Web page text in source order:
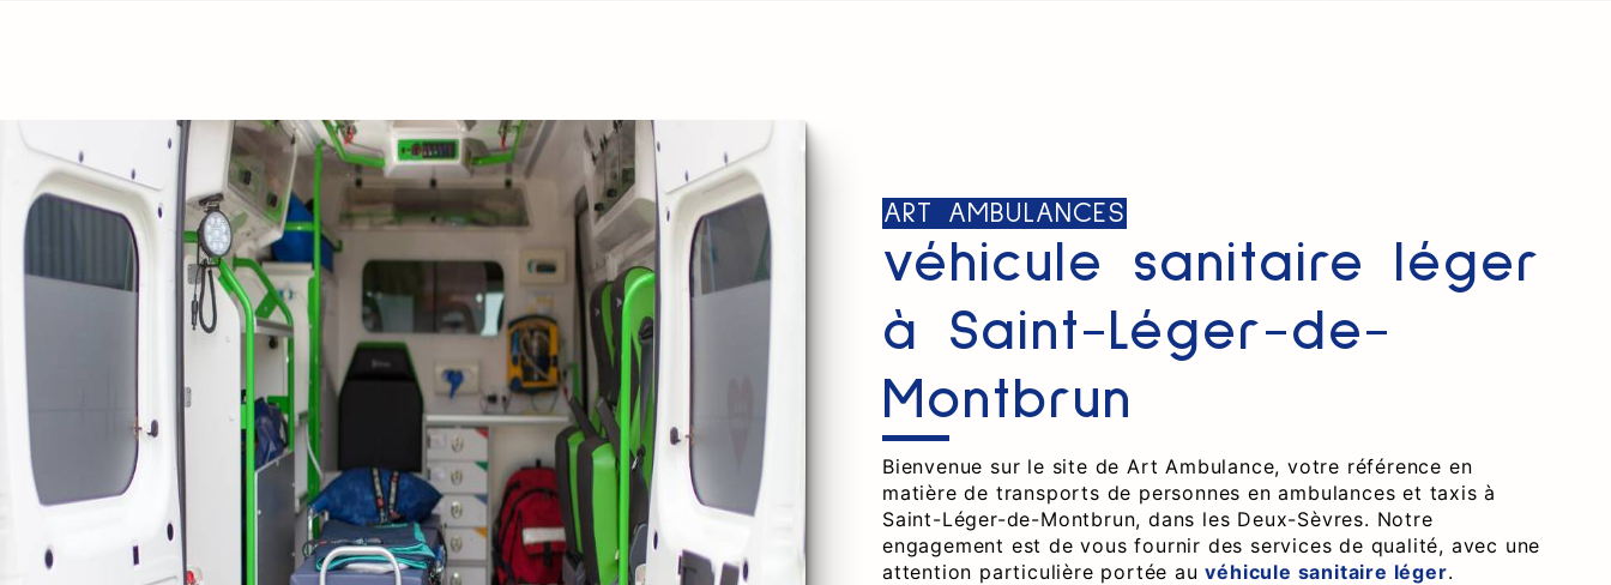
ART AMBULANCES
véhicule sanitaire léger
à Saint-Léger-de-
Montbrun
Bienvenue sur le site de Art Ambulance, votre référence en
matière de transports de personnes en ambulances et taxis à
Saint-Léger-de-Montbrun, dans les Deux-Sèvres. Notre
engagement est de vous fournir des services de qualité, avec une
attention particulière portée auvéhicule sanitaire léger.